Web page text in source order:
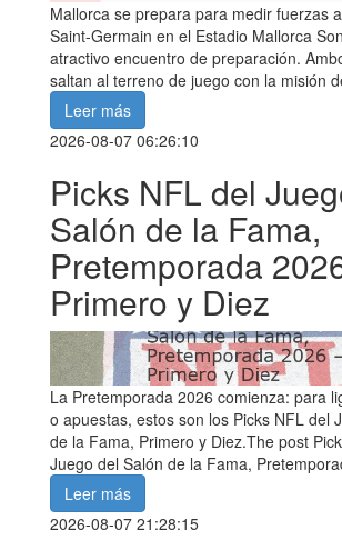
Mallorca se prepara para medir fuerzas
Saint-Germain en el Estadio Mallorca
atractivo encuentro de preparación.
saltan al terreno de juego con la misión
Leer más
2026-08-07 06:26:10
Picks NFL del
Salón de la Fama,
Pretemporada
Primero y Diez
La Pretemporada 2026 comienza: para
o apuestas, estos son los Picks NFL del
de la Fama, Primero y Diez.The post
Juego del Salón de la Fama,
Leer más
2026-08-07 21:28:15